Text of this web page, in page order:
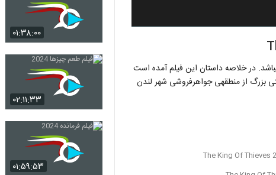
پادشاه دزدان ، فیلمی جنایی و ماجرایی محصول سال ۲۰۱۸ به کارگردانی جیمز مارش می‎باشد. در خلاصه داستان این فیلم آمده است
، گروهی از خلافکاران بازنشسته و مسن که رئیس آنها برایان نام دارد ، تصمیم به سرقتی بزرگ از منطقه‎ی جواهرفروشی شهر لندن
۰۱:۳۸:۰۰
۰۲:۱۱:۳۳
۰۱:۵۹:۵۳